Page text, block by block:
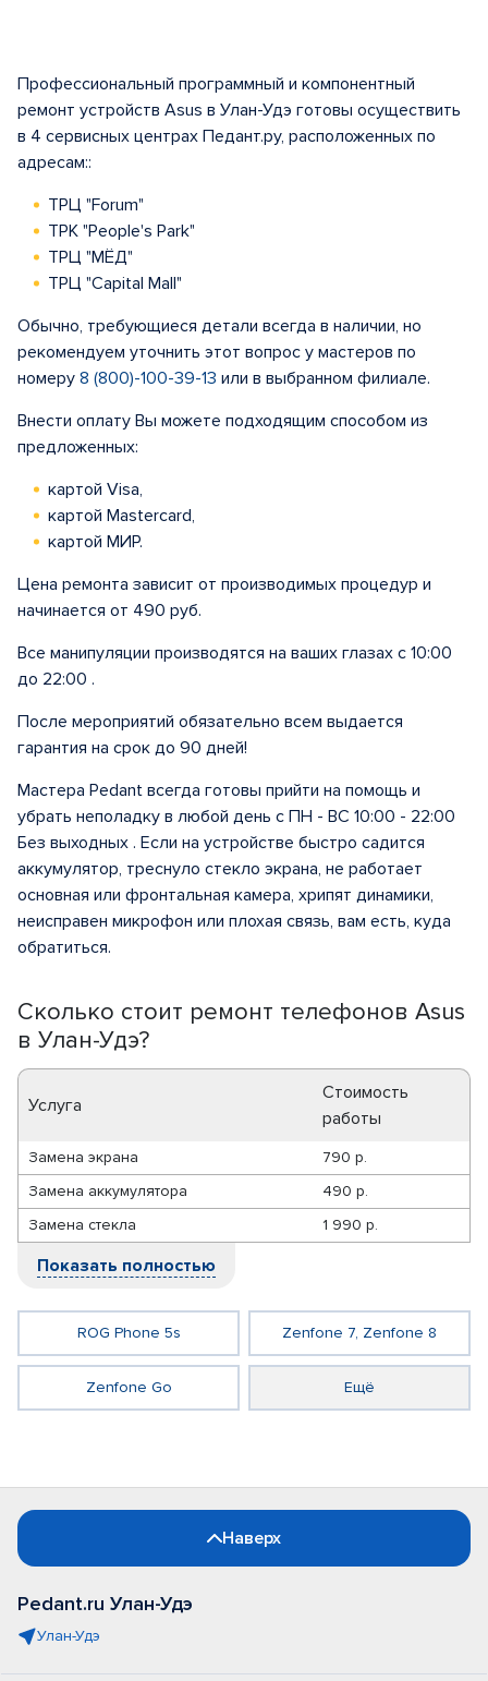
Сколько стоит ремонт телефонов Asus
в Улан-Удэ?
Услуга
Стоимость
работы
Замена экрана
790 р.
Замена аккумулятора
490 р.
Замена стекла
1 990 р.
Показать полностью
ROG Phone 5s Zenfone 7, Zenfone 8
Zenfone Go Ещё
Профессиональный программный и компонентный
ремонт устройств Asus в Улан-Удэ готовы осуществить
в 4 сервисных центрах Педант.ру, расположенных по
адресам::
ТРЦ "Forum"
ТРК "People's Park"
ТРЦ "МЁД"
ТРЦ "Capital Mall"
Обычно, требующиеся детали всегда в наличии, но
рекомендуем уточнить этот вопрос у мастеров по
номеру 8 (800)-100-39-13 или в выбранном филиале.
Внести оплату Вы можете подходящим способом из
предложенных:
картой Visa,
картой Mastercard,
картой МИР.
Цена ремонта зависит от производимых процедур и
начинается от 490 руб.
Все манипуляции производятся на ваших глазах с 10:00
до 22:00 .
После мероприятий обязательно всем выдается
гарантия на срок до 90 дней!
Мастера Pedant всегда готовы прийти на помощь и
убрать неполадку в любой день с ПН - ВС 10:00 - 22:00
Без выходных . Если на устройстве быстро садится
аккумулятор, треснуло стекло экрана, не работает
основная или фронтальная камера, хрипят динамики,
неисправен микрофон или плохая связь, вам есть, куда
обратиться.
Наверх
Pedant.ru Улан-Удэ
Улан-Удэ